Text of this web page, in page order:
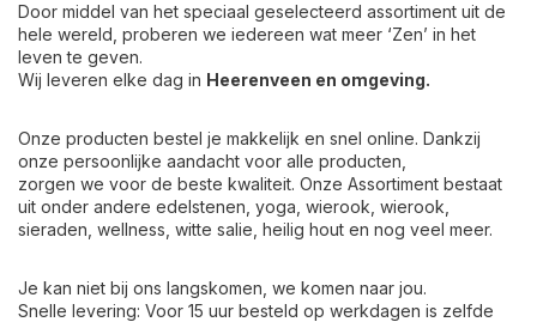
Door middel van het speciaal geselecteerd assortiment uit de
hele wereld, proberen we iedereen wat meer ‘Zen’ in het
leven te geven.
Wij leveren elke dag in Heerenveen en omgeving.
Onze producten bestel je makkelijk en snel online. Dankzij
onze persoonlijke aandacht voor alle producten,
zorgen we voor de beste kwaliteit. Onze Assortiment bestaat
uit onder andere edelstenen, yoga, wierook, wierook,
sieraden, wellness, witte salie, heilig hout en nog veel meer.
Je kan niet bij ons langskomen, we komen naar jou.
Snelle levering: Voor 15 uur besteld op werkdagen is zelfde